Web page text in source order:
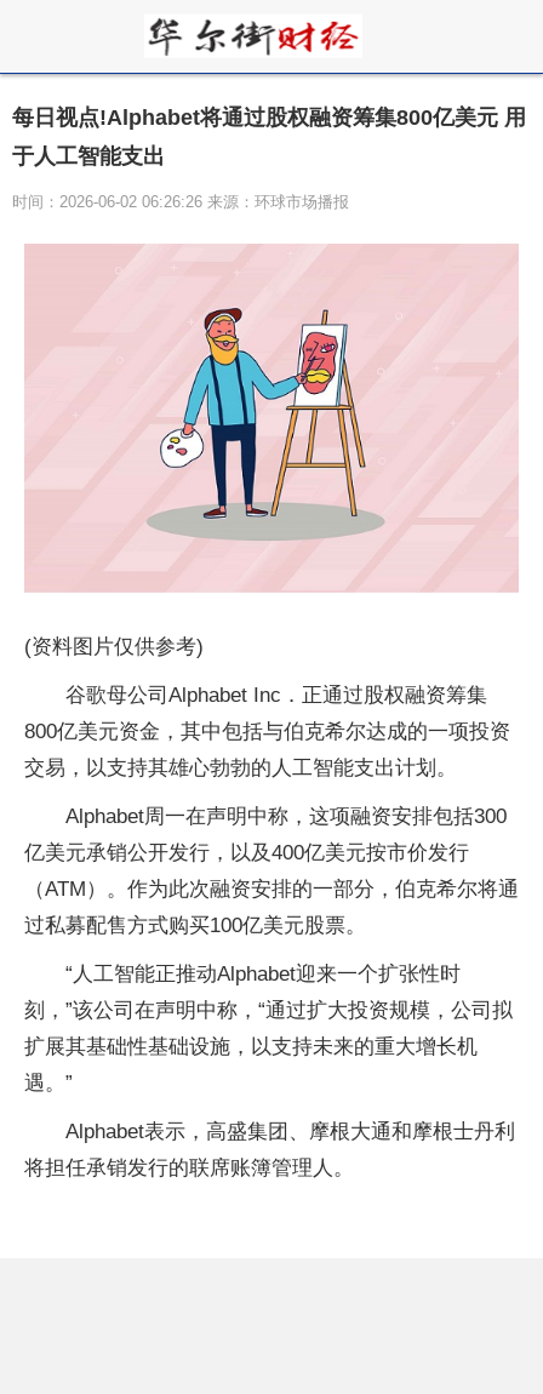
每日视点!Alphabet将通过股权融资筹集800亿美元 用
于人工智能支出
时间：2026-06-02 06:26:26 来源：环球市场播报
(资料图片仅供参考)
谷歌母公司Alphabet Inc．正通过股权融资筹集
800亿美元资金，其中包括与伯克希尔达成的一项投资
交易，以支持其雄心勃勃的人工智能支出计划。
Alphabet周一在声明中称，这项融资安排包括300
亿美元承销公开发行，以及400亿美元按市价发行
（ATM）。作为此次融资安排的一部分，伯克希尔将通
过私募配售方式购买100亿美元股票。
“人工智能正推动Alphabet迎来一个扩张性时
刻，”该公司在声明中称，“通过扩大投资规模，公司拟
扩展其基础性基础设施，以支持未来的重大增长机
遇。”
Alphabet表示，高盛集团、摩根大通和摩根士丹利
将担任承销发行的联席账簿管理人。